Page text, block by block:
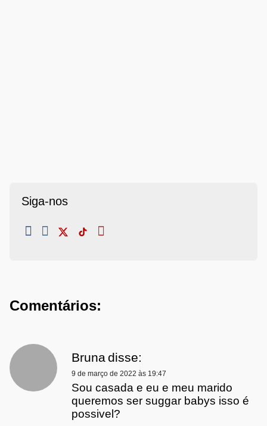
Siga-nos
Comentários:
Brunadisse:
9 de março de 2022 às 19:47
Sou casada e eu e meu marido
queremos ser suggar babys isso é
possivel?